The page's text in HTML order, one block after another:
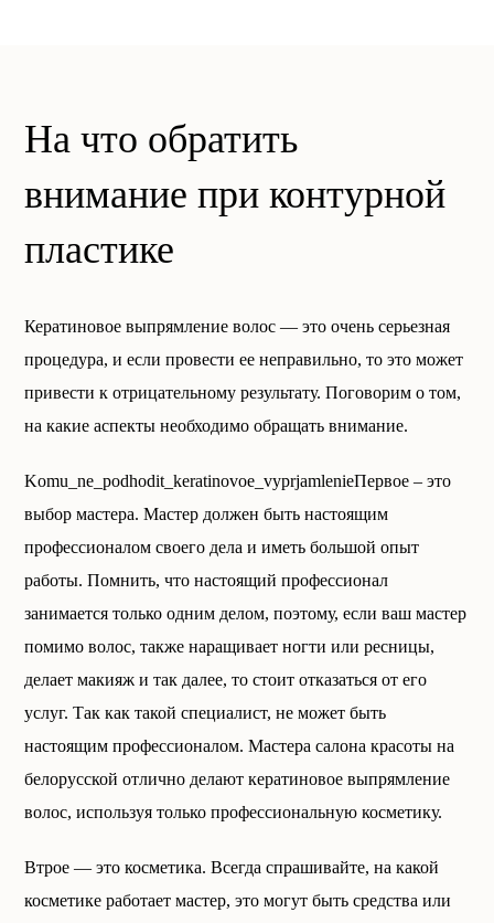
На что обратить
внимание при контурной
пластике
Кератиновое выпрямление волос — это очень серьезная
процедура, и если провести ее неправильно, то это может
привести к отрицательному результату. Поговорим о том,
на какие аспекты необходимо обращать внимание.
Komu_ne_podhodit_keratinovoe_vyprjamlenieПервое – это
выбор мастера. Мастер должен быть настоящим
профессионалом своего дела и иметь большой опыт
работы. Помнить, что настоящий профессионал
занимается только одним делом, поэтому, если ваш мастер
помимо волос, также наращивает ногти или ресницы,
делает макияж и так далее, то стоит отказаться от его
услуг. Так как такой специалист, не может быть
настоящим профессионалом. Мастера салона красоты на
белорусской отлично делают кератиновое выпрямление
волос, используя только профессиональную косметику.
Втрое — это косметика. Всегда спрашивайте, на какой
косметике работает мастер, это могут быть средства или